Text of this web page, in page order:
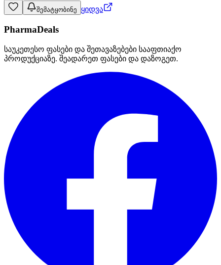
შემატყობინე ყიდვა
PharmaDeals
საუკეთესო ფასები და შეთავაზებები სააფთიაქო
პროდუქციაზე. შეადარეთ ფასები და დაზოგეთ.